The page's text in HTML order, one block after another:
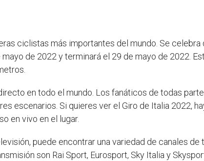
ciclistas más importantes del mundo. Se
de 2022 y terminará el 29 de mayo de 2022.
en todo el mundo. Los fanáticos de todas
escenarios. Si quieres ver el Giro de Italia 2022,
en vivo en el lugar.
puede encontrar una variedad de canales
son Rai Sport, Eurosport, Sky Italia y